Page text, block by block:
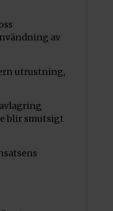
av
utrustning,
blir smutsigt